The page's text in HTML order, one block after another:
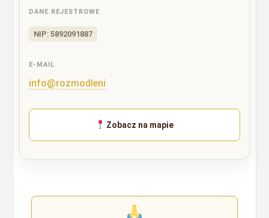
DANE REJESTROWE
NIP: 5892091887
E-MAIL
info@rozmodleni
Zobacz na mapie